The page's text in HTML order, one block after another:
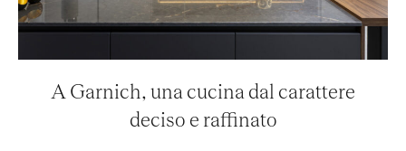
A Garnich, una cucina dal carattere
deciso e raffinato